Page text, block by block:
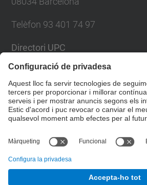
Telèfon 93 401 74 97
Directori UPC
Formulari de contacte
Llista Xarxes Socials
Servei de Llengües i Terminologia.